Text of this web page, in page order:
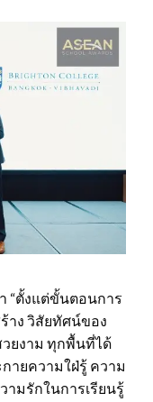
ตั้งแต่ขั้นตอนการ
าง วิสัยทัศน์ของ
วยงาม ทุกพื้นที่ได้
ายความใฝ่รู้ ความ
มรักในการเรียนรู้